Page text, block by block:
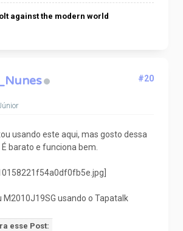
against the modern world
#20
usando este aqui, mas gosto dessa
barato e funciona bem.
M2010J19SG usando o Tapatalk
esse Post: